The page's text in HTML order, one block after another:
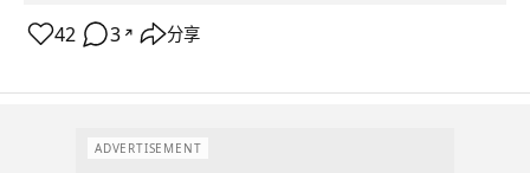
42 3 ↗ 分享
ADVERTISEMENT